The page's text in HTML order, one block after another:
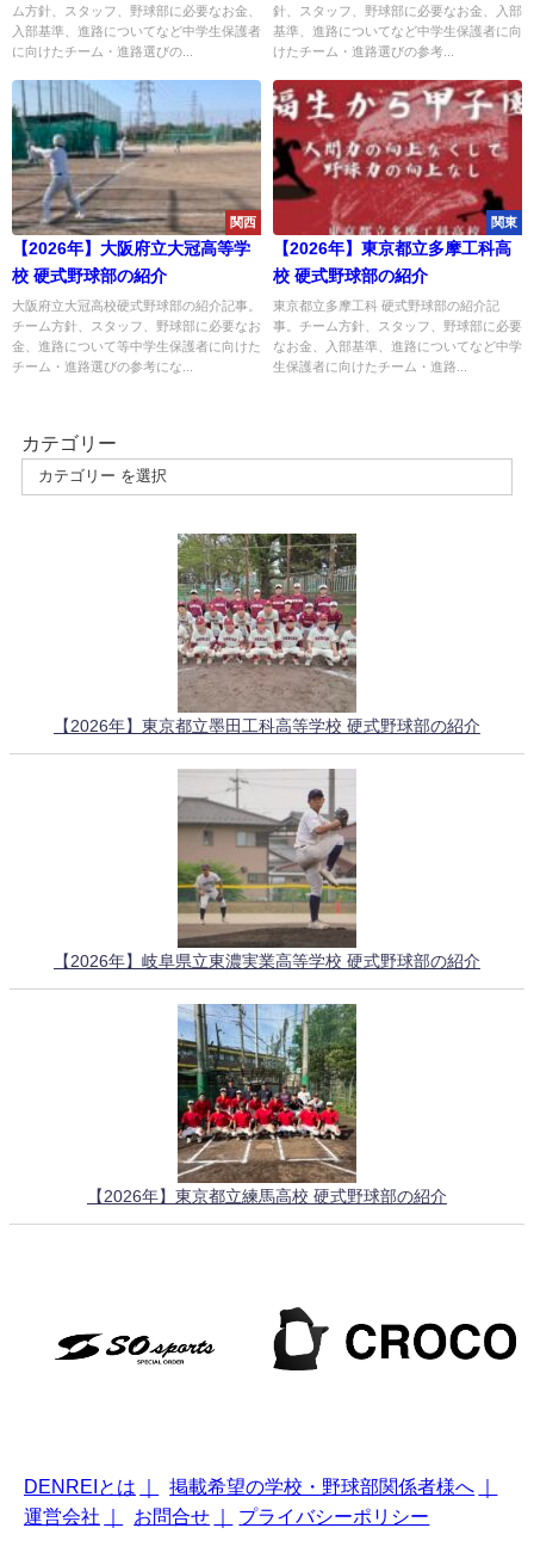
ム方針、スタッフ、野球部に必要なお金、
入部基準、進路についてなど中学生保護者
に向けたチーム・進路選びの...
針、スタッフ、野球部に必要なお金、入部
基準、進路についてなど中学生保護者に向
けたチーム・進路選びの参考...
関西
【2026年】大阪府立大冠高等学
校 硬式野球部の紹介
大阪府立大冠高校硬式野球部の紹介記事。
チーム方針、スタッフ、野球部に必要なお
金、進路について等中学生保護者に向けた
チーム・進路選びの参考にな...
関東
【2026年】東京都立多摩工科高
校 硬式野球部の紹介
東京都立多摩工科 硬式野球部の紹介記
事。チーム方針、スタッフ、野球部に必要
なお金、入部基準、進路についてなど中学
生保護者に向けたチーム・進路...
カテゴリー
【2026年】東京都立墨田工科高等学校 硬式野球部の紹介
【2026年】岐阜県立東濃実業高等学校 硬式野球部の紹介
【2026年】東京都立練馬高校 硬式野球部の紹介
DENREIとは 掲載希望の学校・野球部関係者様へ
運営会社
お問合せ プライバシーポリシー